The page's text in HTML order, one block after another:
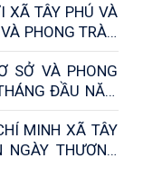
XÃ TÂY PHÚ VÀ
PHONG TRÀO
2026
SỞ VÀ PHONG
ĐẦU NĂM
MINH XÃ TÂY
THƯƠNG